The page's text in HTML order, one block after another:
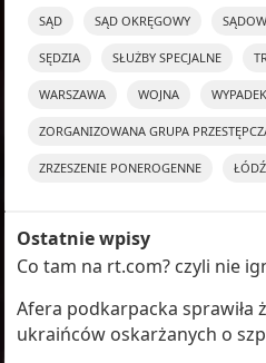
SĄD SĄD OKRĘGOWY
SĘDZIA SŁUŻBY SPECJALNE
WARSZAWA WOJNA WYPADEK
ZORGANIZOWANA GRUPA
ZRZESZENIE PONEROGENNE ŁÓDŹ
Ostatnie wpisy
Co tam na rt.com? czyli nie
Afera podkarpacka sprawiła
ukraińców oskarżanych o